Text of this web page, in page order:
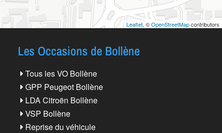
Leaflet, ©OpenStreetMapcontributors
Les Occasions de Bollène
Tous les VO Bollène
GPP Peugeot Bollène
LDA Citroën Bollène
VSP Bollène
Reprise du véhicule